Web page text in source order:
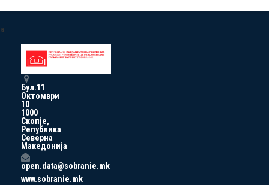
a
Бул.11
Октомври
10
1000
Скопје,
Република
Северна
Македонија
open.data@sobranie.mk
www.sobranie.mk